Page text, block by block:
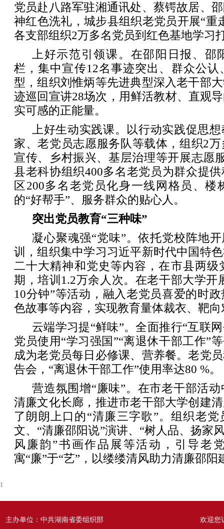
党员赴八路军驻湘通讯处、蔡锷故居、
神红色洗礼，城步县组织老党员开展“重
各支部组织2万多名党员到红色基地学习
上好示范引领课。在邵阳日报、邵
栏，集中宣传12名事迹突出、群众公
型，组织刘惟炳等先进典型深入老干部
迹巡回宣讲28场次，用鲜活教材、直观
实可感的正能量。
上好生动实践课。以行动实践促思
家、老党员志愿服务队等载体，组织2
宣传、乡村振兴、基层治理等开展志愿
县老科协组织400多名老党员为群众提
区200多名老党员化身一线网格员、楼
的“好帮手”、服务群众的贴心人。
突出党员教育“三种味”
凝心聚魂强“党味”。依托党校阵地
训，组织集中学习习近平新时代中国特
二十大精神和党史等内容，在市县两级
期，培训1.2万余人次。在老干部大学开
10分钟”等活动，融入老党员喜爱的时
色故事等内容，实现教育量体裁衣、靶向
云端学习提“鲜味”。全面推行“互联
党员使用“学习强国”“离退休干部工作”
成为老党员每日必修课、营养餐。老党
告会，“离退休干部工作”使用率达80 %。
营造氛围增“廉味”。在市老干部活
清廉文化长廊，推进市老干部大学创建
了朗朗上口的“清廉三字歌”。组织老党
文、“清廉邵阳说”演讲、“树人品、扬家
风廉韵”书画作品展等活动，引导老
寓“廉”于“艺”，以缕缕清风助力清廉邵阳
1
主办单位：中共湖南省委组织部 欢迎您